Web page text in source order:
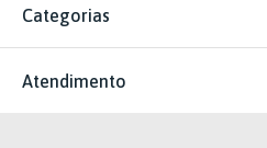
Categorias
Atendimento